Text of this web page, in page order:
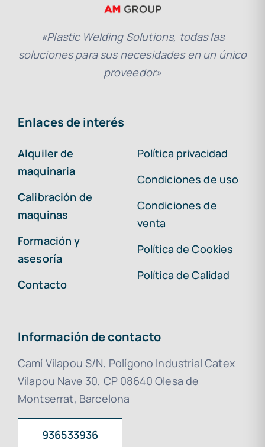
«Plastic Welding Solutions, todas las
soluciones para sus necesidades en un único
proveedor»
Enlaces de interés
Alquiler de
maquinaria
Calibración de
maquinas
Formación y
asesoría
Contacto
Política privacidad
Condiciones de uso
Condiciones de
venta
Política de Cookies
Política de Calidad
Información de contacto
Camí Vilapou S/N, Polígono Industrial Catex
Vilapou Nave 30, CP 08640 Olesa de
Montserrat, Barcelona
936533936